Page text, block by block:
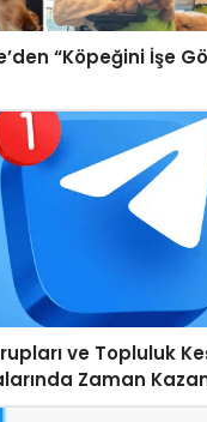
“Köpeğini İşe
ve Topluluk
Zaman